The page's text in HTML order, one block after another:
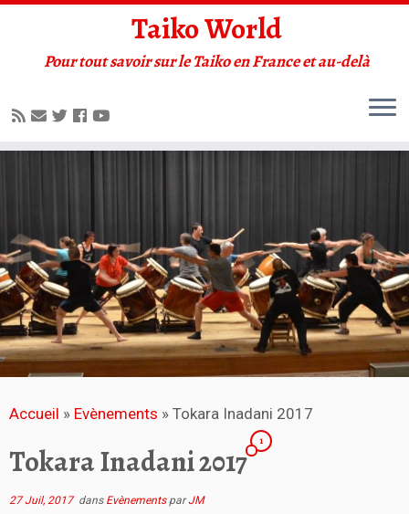
Taiko World
Pour tout savoir sur le Taiko en France et au-delà
Accueil » Evènements » Tokara Inadani 2017
Tokara Inadani 2017
1
27 Juil, 2017dans Evènements parJM